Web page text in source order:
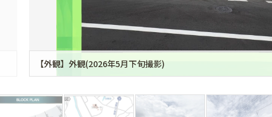
【外観】外観(2026年5月下旬撮影)